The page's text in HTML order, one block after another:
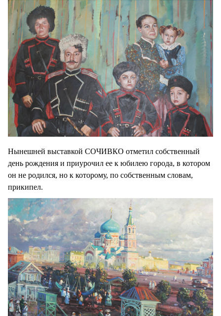
Нынешней выставкой СОЧИВКО отметил собственный
день рождения и приурочил ее к юбилею города, в котором
он не родился, но к которому, по собственным словам,
прикипел.